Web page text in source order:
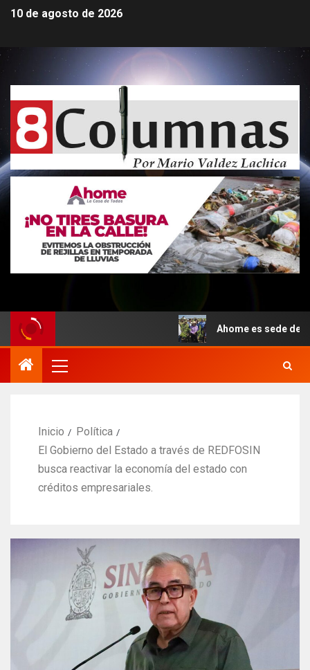
10 de agosto de 2026
Ahome es sede del inicio
Inicio
Política
El Gobierno del Estado a través de REDFOSIN
busca reactivar la economía del estado con
créditos empresariales.